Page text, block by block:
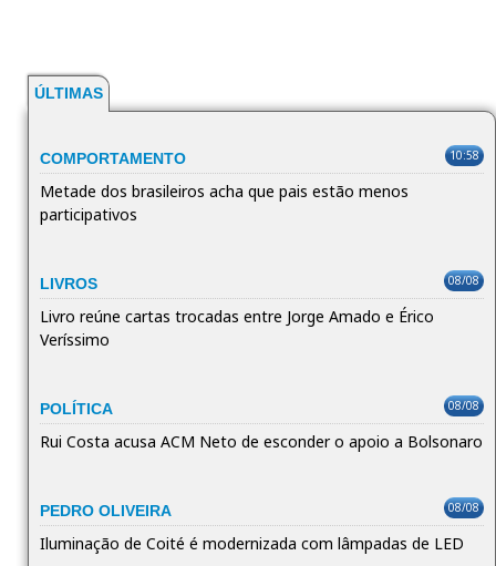
ÚLTIMAS
COMPORTAMENTO 10:58
Metade dos brasileiros acha que pais estão menos
participativos
LIVROS 08/08
Livro reúne cartas trocadas entre Jorge Amado e Érico
Veríssimo
POLÍTICA 08/08
Rui Costa acusa ACM Neto de esconder o apoio a Bolsonaro
PEDRO OLIVEIRA 08/08
Iluminação de Coité é modernizada com lâmpadas de LED